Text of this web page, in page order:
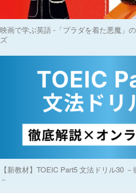
映画で学ぶ英語 -「プラダを着た悪魔」
ズ
【新教材】TOEIC Part5 文法ドリル30
－